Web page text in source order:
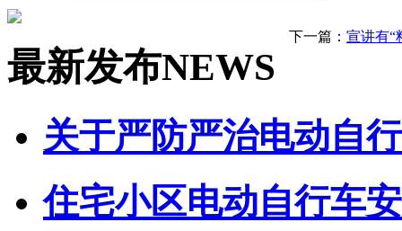
下一篇： 宣讲有“
最新发布NEWS
关于严防严治电动自
住宅小区电动自行车